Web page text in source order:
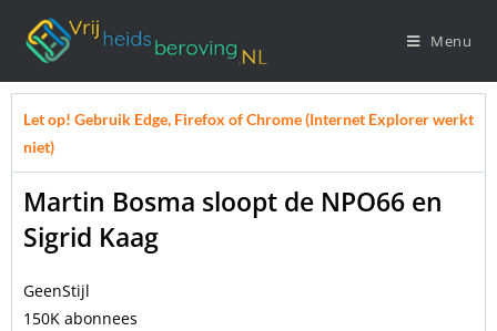
Menu
Let op! Gebruik Edge, Firefox of Chrome (Internet Explorer werkt
niet)
Martin Bosma sloopt de NPO66 en
Sigrid Kaag
GeenStijl
150K abonnees